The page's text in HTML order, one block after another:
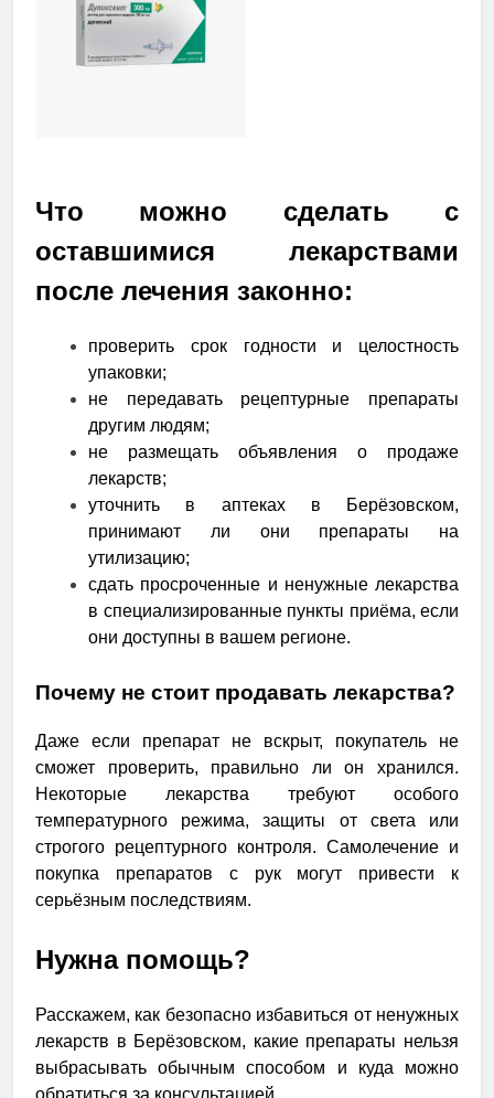
Что можно сделать с
оставшимися лекарствами
после лечения законно:
проверить срок годности и целостность
упаковки;
не передавать рецептурные препараты
другим людям;
не размещать объявления о продаже
лекарств;
уточнить в аптеках в Берёзовском,
принимают ли они препараты на
утилизацию;
сдать просроченные и ненужные лекарства
в специализированные пункты приёма, если
они доступны в вашем регионе.
Почему не стоит продавать лекарства?
Даже если препарат не вскрыт, покупатель не
сможет проверить, правильно ли он хранился.
Некоторые лекарства требуют особого
температурного режима, защиты от света или
строгого рецептурного контроля. Самолечение и
покупка препаратов с рук могут привести к
серьёзным последствиям.
Нужна помощь?
Расскажем, как безопасно избавиться от ненужных
лекарств в Берёзовском, какие препараты нельзя
выбрасывать обычным способом и куда можно